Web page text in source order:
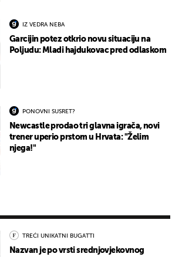
IZ VEDRA NEBA
Garcijin potez otkrio novu situaciju na
Poljudu: Mladi hajdukovac pred odlaskom
PONOVNI SUSRET?
Newcastle prodao tri glavna igrača, novi
trener uperio prstom u Hrvata: "Želim
njega!"
TREĆI UNIKATNI BUGATTI
Nazvan je po vrsti srednjovjekovnog